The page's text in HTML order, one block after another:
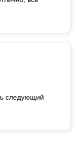
следующий